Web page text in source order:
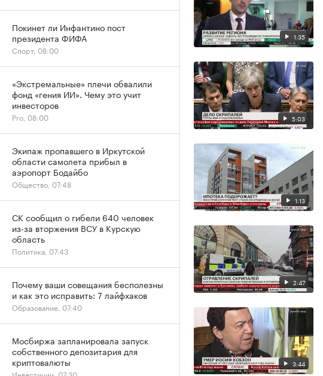
1:35
5:03
1:13
2:47
3:44
Покинет ли Инфантино пост
президента ФИФА
Спорт, 08:00
«Экстремальные» плечи обвалили
фонд «гения ИИ». Чему это учит
инвесторов
Pro, 08:00
Экипаж пропавшего в Иркутской
области самолета прибыл в
аэропорт Бодайбо
Общество, 07:48
СК сообщил о гибели 640 человек
из-за вторжения ВСУ в Курскую
область
Политика, 07:43
Почему ваши совещания бесполезны
и как это исправить: 7 лайфхаков
Образование, 07:40
Мосбиржа запланировала запуск
собственного депозитария для
криптовалюты